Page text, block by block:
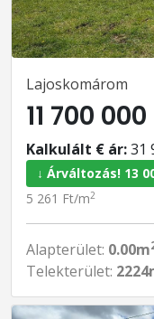
Lajoskomárom
11 700
Kalkulált € ár:31
↓ Árváltozás! 13
5 261 Ft/m2
Alapterület: 0.00m
Telekterület: